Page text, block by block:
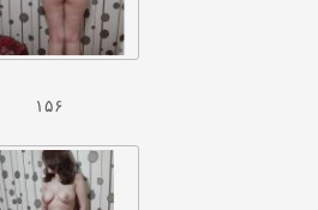
۱۵۶